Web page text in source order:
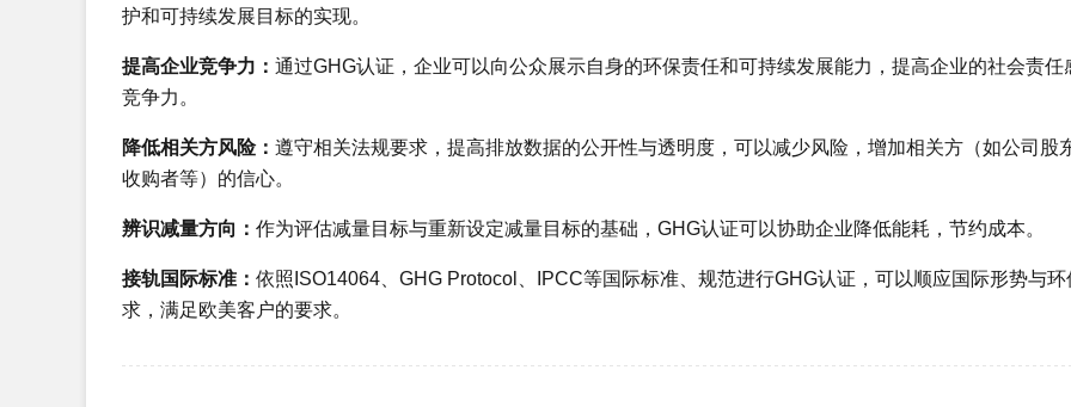
护和可持续发展目标的实现。
提高企业竞争力： 通过GHG认证，企业可以向公众展示自身的环保责任和可持续发展能力，提高企业的社会责任
竞争力。
降低相关方风险： 遵守相关法规要求，提高排放数据的公开性与透明度，可以减少风险，增加相关方（如公司股
收购者等）的信心。
辨识减量方向： 作为评估减量目标与重新设定减量目标的基础，GHG认证可以协助企业降低能耗，节约成本。
接轨国际标准： 依照ISO14064、GHG Protocol、IPCC等国际标准、规范进行GHG认证，可以顺应国际形势与环
求，满足欧美客户的要求。